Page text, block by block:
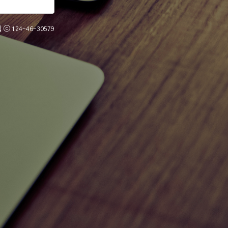
ⓒ 124-46-30579